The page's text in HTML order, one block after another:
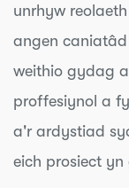
unrhyw
angen
weithio gydag
proffesiynol a
a'r ardystiad
eich prosiect